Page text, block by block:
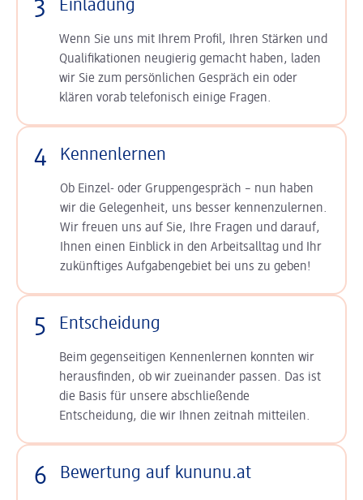
3 Einladung
Wenn Sie uns mit Ihrem Profil, Ihren Stärken und
Qualifikationen neugierig gemacht haben, laden
wir Sie zum persönlichen Gespräch ein oder
klären vorab telefonisch einige Fragen.
4 Kennenlernen
Ob Einzel- oder Gruppengespräch – nun haben
wir die Gelegenheit, uns besser kennenzulernen.
Wir freuen uns auf Sie, Ihre Fragen und darauf,
Ihnen einen Einblick in den Arbeitsalltag und Ihr
zukünftiges Aufgabengebiet bei uns zu geben!
5 Entscheidung
Beim gegenseitigen Kennenlernen konnten wir
herausfinden, ob wir zueinander passen. Das ist
die Basis für unsere abschließende
Entscheidung, die wir Ihnen zeitnah mitteilen.
6 Bewertung auf kununu.at